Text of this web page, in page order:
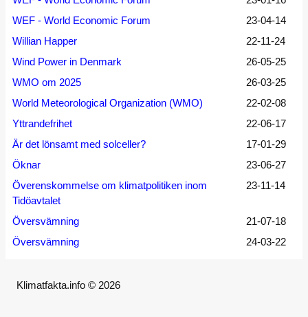
WEF - World Economic Forum
23-04-14
Willian Happer
22-11-24
Wind Power in Denmark
26-05-25
WMO om 2025
26-03-25
World Meteorological Organization (WMO)
22-02-08
Yttrandefrihet
22-06-17
Är det lönsamt med solceller?
17-01-29
Öknar
23-06-27
Överenskommelse om klimatpolitiken inom
Tidöavtalet
23-11-14
Översvämning
21-07-18
Översvämning
24-03-22
Klimatfakta.info © 2026